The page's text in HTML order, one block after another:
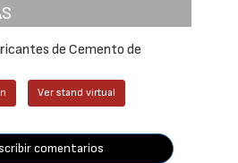
de Cemento de
Ver stand virtual
comentarios